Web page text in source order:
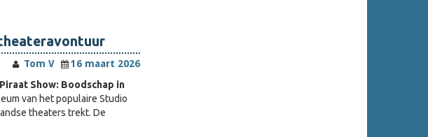
Tom V
16 maart 2026
Show: Boodschap in
van het populaire Studio
theaters trekt. De